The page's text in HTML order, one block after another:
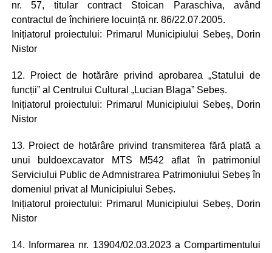
nr. 57, titular contract Stoican Paraschiva, având
contractul de închiriere locuință nr. 86/22.07.2005.
Inițiatorul proiectului: Primarul Municipiului Sebeș, Dorin
Nistor
12. Proiect de hotărâre privind aprobarea „Statului de
funcții” al Centrului Cultural „Lucian Blaga” Sebeș.
Inițiatorul proiectului: Primarul Municipiului Sebeș, Dorin
Nistor
13. Proiect de hotărâre privind transmiterea fără plată a
unui buldoexcavator MTS M542 aflat în patrimoniul
Serviciului Public de Admnistrarea Patrimoniului Sebeș în
domeniul privat al Municipiului Sebeș.
Inițiatorul proiectului: Primarul Municipiului Sebeș, Dorin
Nistor
14. Informarea nr. 13904/02.03.2023 a Compartimentului